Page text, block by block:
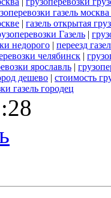
газель
| газель открытая
Газель |
недорого | переезд
челябинск |
ярославль |
дешево | стоимость
газель городец